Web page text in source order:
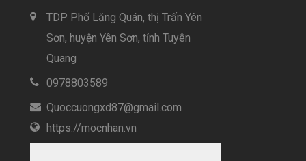
TDP Phố Lăng Quán, thị Trấn Yên
Sơn, huyện Yên Sơn, tỉnh Tuyên
Quang
0978803589
Quoccuongxd87@gmail.com
https://mocnhan.vn